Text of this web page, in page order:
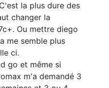
la plus dure des
changer la
Ou mettre diego
me semble plus
ci.
go et même si
m'a demandé 3